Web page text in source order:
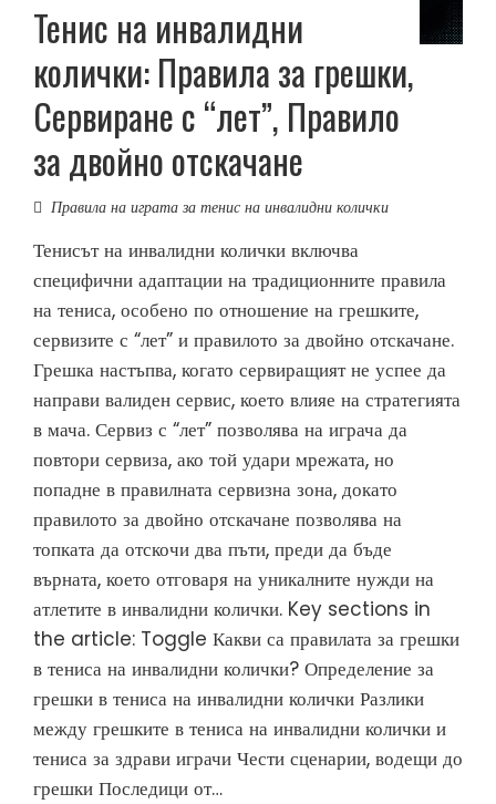
Тенис на инвалидни
колички: Правила за грешки,
Сервиране с “лет”, Правило
за двойно отскачане
Правила на играта за тенис на инвалидни колички
Тенисът на инвалидни колички включва
специфични адаптации на традиционните правила
на тениса, особено по отношение на грешките,
сервизите с “лет” и правилото за двойно отскачане.
Грешка настъпва, когато сервиращият не успее да
направи валиден сервис, което влияе на стратегията
в мача. Сервиз с “лет” позволява на играча да
повтори сервиза, ако той удари мрежата, но
попадне в правилната сервизна зона, докато
правилото за двойно отскачане позволява на
топката да отскочи два пъти, преди да бъде
върната, което отговаря на уникалните нужди на
атлетите в инвалидни колички. Key sections in
the article: Toggle Какви са правилата за грешки
в тениса на инвалидни колички? Определение за
грешки в тениса на инвалидни колички Разлики
между грешките в тениса на инвалидни колички и
тениса за здрави играчи Чести сценарии, водещи до
грешки Последици от…